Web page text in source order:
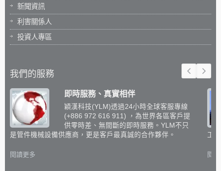
新聞資訊
利害關係人
投資人專區
我們的服務
即時服務、真實相伴
穎漢科技(YLM)透過24小時全球客服專線
(+886 972 616 911) ，為世界各區客戶提
供零時差、無間斷的即時服務。YLM不只
是管件機械設備供應商，更是客戶最真誠的合作夥伴。
閱讀更多
工
閱